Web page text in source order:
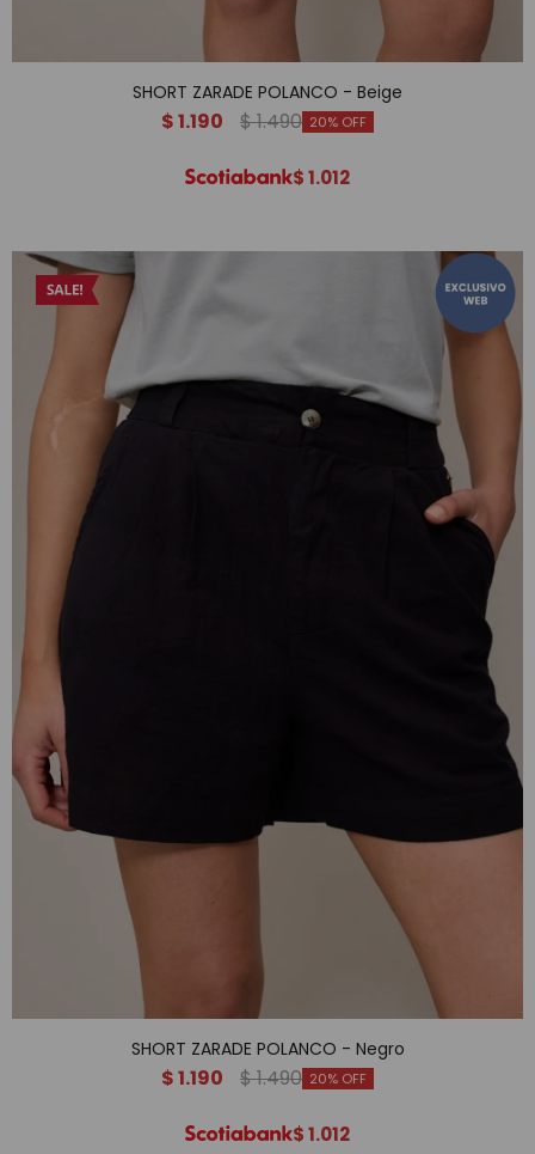
SHORT ZARADE POLANCO - Beige
$1.190 $1.490 20
$1.012
SHORT ZARADE POLANCO - Negro
$1.190 $1.490 20
$1.012